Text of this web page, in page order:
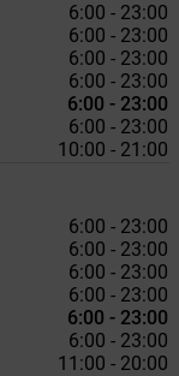
6:00 - 23:00
6:00 - 23:00
6:00 - 23:00
6:00 - 23:00
6:00 - 23:00
6:00 - 23:00
10:00 - 21:00
6:00 - 23:00
6:00 - 23:00
6:00 - 23:00
6:00 - 23:00
6:00 - 23:00
6:00 - 23:00
11:00 - 20:00